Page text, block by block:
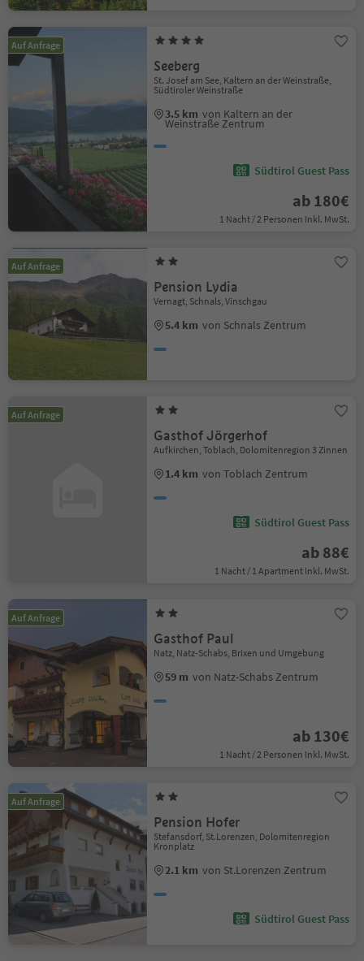
Auf Anfrage
Seeberg
St. Josef am See, Kaltern an der Weinstraße,
Südtiroler Weinstraße
3.5 km von Kaltern an der
Weinstraße Zentrum
Südtirol Guest Pass
ab 180€
1 Nacht / 2 Personen Inkl. MwSt.
Auf Anfrage
Pension Lydia
Vernagt, Schnals, Vinschgau
5.4 km von Schnals Zentrum
Auf Anfrage
Gasthof Jörgerhof
Aufkirchen, Toblach, Dolomitenregion 3 Zinnen
1.4 km von Toblach Zentrum
Südtirol Guest Pass
ab 88€
1 Nacht / 1 Apartment Inkl. MwSt.
Auf Anfrage
Gasthof Paul
Natz, Natz-Schabs, Brixen und Umgebung
59 m von Natz-Schabs Zentrum
ab 130€
1 Nacht / 2 Personen Inkl. MwSt.
Auf Anfrage
Pension Hofer
Stefansdorf, St.Lorenzen, Dolomitenregion
Kronplatz
2.1 km von St.Lorenzen Zentrum
Südtirol Guest Pass